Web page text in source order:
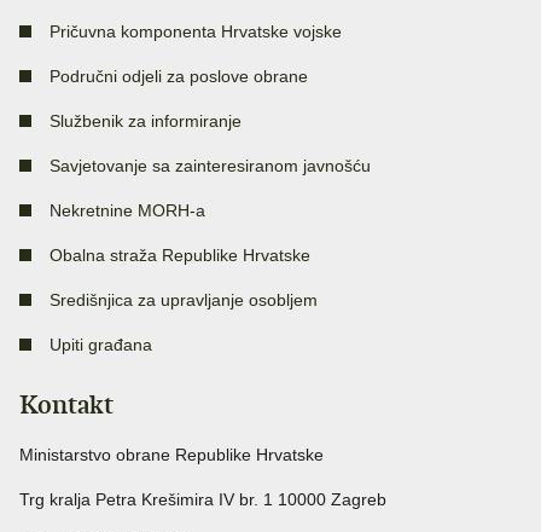
Pričuvna komponenta Hrvatske vojske
Područni odjeli za poslove obrane
Službenik za informiranje
Savjetovanje sa zainteresiranom javnošću
Nekretnine MORH-a
Obalna straža Republike Hrvatske
Središnjica za upravljanje osobljem
Upiti građana
Kontakt
Ministarstvo obrane Republike Hrvatske
Trg kralja Petra Krešimira IV br. 1 10000 Zagreb